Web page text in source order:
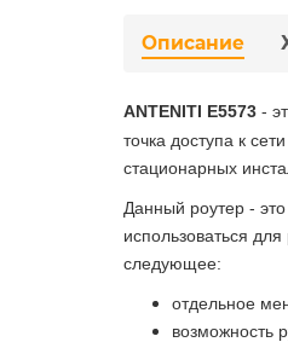
Описание
ANTENITI E5573 -
точка доступа к
стационарных
Данный роутер -
использоваться
следующее:
отдельное
возможность